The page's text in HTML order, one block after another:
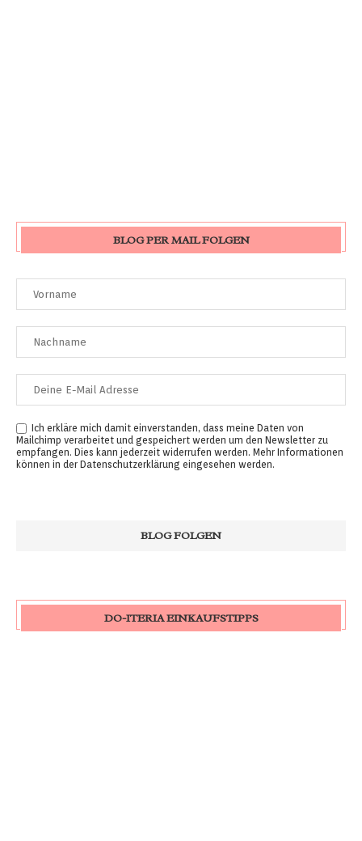
BLOG PER MAIL FOLGEN
Ich erkläre mich damit einverstanden, dass meine Daten von
Mailchimp verarbeitet und gespeichert werden um den Newsletter zu
empfangen. Dies kann jederzeit widerrufen werden. Mehr Informationen
können in der Datenschutzerklärung eingesehen werden.
DO-ITERIA EINKAUFSTIPPS